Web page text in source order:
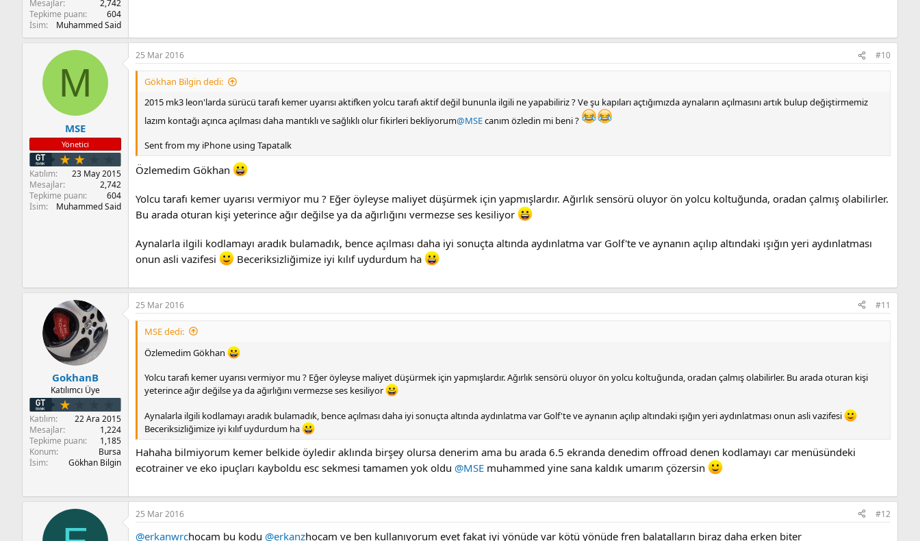
Mesajlar
2,742
Tepkime puanı
604
İsim
Muhammed Said
M
MSE
Yönetici
Katılım
23 May 2015
Mesajlar
2,742
Tepkime puanı
604
İsim
Muhammed Said
25 Mar 2016 #10
Gökhan Bilgin dedi:
2015 mk3 leon'larda sürücü tarafı kemer uyarısı aktifken yolcu tarafı aktif değil bununla ilgili ne yapabiliriz ? Ve şu kapıları açtığımızda aynaların açılmasını artık bulup değiştirmemiz
lazım kontağı açınca açılması daha mantıklı ve sağlıklı olur fikirleri bekliyorum@MSEcanım özledin mi beni ?
Sent from my iPhone using Tapatalk
Özlemedim Gökhan
Yolcu tarafı kemer uyarısı vermiyor mu ? Eğer öyleyse maliyet düşürmek için yapmışlardır. Ağırlık sensörü oluyor ön yolcu koltuğunda, oradan çalmış olabilirler.
Bu arada oturan kişi yeterince ağır değilse ya da ağırlığını vermezse ses kesiliyor
Aynalarla ilgili kodlamayı aradık bulamadık, bence açılması daha iyi sonuçta altında aydınlatma var Golf'te ve aynanın açılıp altındaki ışığın yeri aydınlatması
onun asli vazifesi
Beceriksizliğimize iyi kılıf uydurdum ha
GokhanB
Katılımcı Üye
Katılım
22 Ara 2015
Mesajlar
1,224
Tepkime puanı
1,185
Konum
Bursa
İsim
Gökhan Bilgin
25 Mar 2016 #11
MSE dedi:
Özlemedim Gökhan
Yolcu tarafı kemer uyarısı vermiyor mu ? Eğer öyleyse maliyet düşürmek için yapmışlardır. Ağırlık sensörü oluyor ön yolcu koltuğunda, oradan çalmış olabilirler. Bu arada oturan kişi
yeterince ağır değilse ya da ağırlığını vermezse ses kesiliyor
Aynalarla ilgili kodlamayı aradık bulamadık, bence açılması daha iyi sonuçta altında aydınlatma var Golf'te ve aynanın açılıp altındaki ışığın yeri aydınlatması onun asli vazifesi
Beceriksizliğimize iyi kılıf uydurdum ha
Hahaha bilmiyorum kemer belkide öyledir aklında birşey olursa denerim ama bu arada 6.5 ekranda denedim offroad denen kodlamayı car menüsündeki
ecotrainer ve eko ipuçları kayboldu esc sekmesi tamamen yok oldu @MSE muhammed yine sana kaldık umarım çözersin
25 Mar 2016 #12
@erkanwrchocam bu kodu @erkanzhocam ve ben kullanıyorum evet fakat iyi yönüde var kötü yönüde fren balatalların biraz daha erken biter